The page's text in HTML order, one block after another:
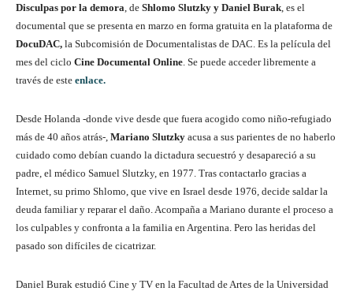
Disculpas por la demora , de Shlomo Slutzky y Daniel Burak , es el
documental que se presenta en marzo en forma gratuita en la plataforma de
DocuDAC, la Subcomisión de Documentalistas de DAC. Es la película del
mes del ciclo Cine Documental Online . Se puede acceder libremente a
través de este enlace.
Desde Holanda -donde vive desde que fuera acogido como niño-refugiado
más de 40 años atrás-, Mariano Slutzky acusa a sus parientes de no haberlo
cuidado como debían cuando la dictadura secuestró y desapareció a su
padre, el médico Samuel Slutzky, en 1977. Tras contactarlo gracias a
Internet, su primo Shlomo, que vive en Israel desde 1976, decide saldar la
deuda familiar y reparar el daño. Acompaña a Mariano durante el proceso a
los culpables y confronta a la familia en Argentina. Pero las heridas del
pasado son difíciles de cicatrizar.
Daniel Burak estudió Cine y TV en la Facultad de Artes de la Universidad